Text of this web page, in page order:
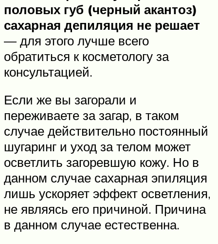
половых губ (черный акантоз)
сахарная депиляция не решает
— для этого лучше всего
обратиться к косметологу за
консультацией.
Если же вы загорали и
переживаете за загар, в таком
случае действительно постоянный
шугаринг и уход за телом может
осветлить загоревшую кожу. Но в
данном случае сахарная эпиляция
лишь ускоряет эффект осветления,
не являясь его причиной. Причина
в данном случае естественна.